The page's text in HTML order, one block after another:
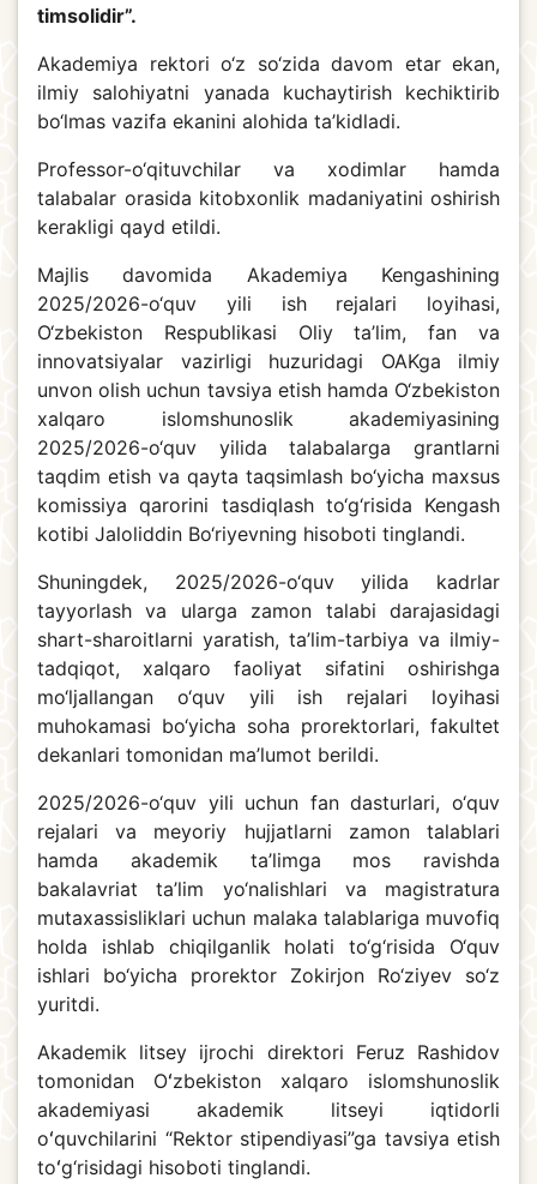
timsolidir”.
Akademiya rektori o‘z so‘zida davom etar ekan,
ilmiy salohiyatni yanada kuchaytirish kechiktirib
bo‘lmas vazifa ekanini alohida ta’kidladi.
Professor-o‘qituvchilar va xodimlar hamda
talabalar orasida kitobxonlik madaniyatini oshirish
kerakligi qayd etildi.
Majlis davomida Akademiya Kengashining
2025/2026-o‘quv yili ish rejalari loyihasi,
O‘zbekiston Respublikasi Oliy ta’lim, fan va
innovatsiyalar vazirligi huzuridagi OAKga ilmiy
unvon olish uchun tavsiya etish hamda O‘zbekiston
xalqaro islomshunoslik akademiyasining
2025/2026-o‘quv yilida talabalarga grantlarni
taqdim etish va qayta taqsimlash bo‘yicha maxsus
komissiya qarorini tasdiqlash to‘g‘risida Kengash
kotibi Jaloliddin Bo‘riyevning hisoboti tinglandi.
Shuningdek, 2025/2026-o‘quv yilida kadrlar
tayyorlash va ularga zamon talabi darajasidagi
shart-sharoitlarni yaratish, ta’lim-tarbiya va ilmiy-
tadqiqot, xalqaro faoliyat sifatini oshirishga
mo‘ljallangan o‘quv yili ish rejalari loyihasi
muhokamasi bo‘yicha soha prorektorlari, fakultet
dekanlari tomonidan ma’lumot berildi.
2025/2026-o‘quv yili uchun fan dasturlari, o‘quv
rejalari va meyoriy hujjatlarni zamon talablari
hamda akademik ta’limga mos ravishda
bakalavriat ta’lim yo‘nalishlari va magistratura
mutaxassisliklari uchun malaka talablariga muvofiq
holda ishlab chiqilganlik holati to‘g‘risida O‘quv
ishlari bo‘yicha prorektor Zokirjon Ro‘ziyev so‘z
yuritdi.
Akademik litsey ijrochi direktori Feruz Rashidov
tomonidan Oʻzbekiston xalqaro islomshunoslik
akademiyasi akademik litseyi iqtidorli
oʻquvchilarini “Rektor stipendiyasi”ga tavsiya etish
toʻg‘risidagi hisoboti tinglandi.